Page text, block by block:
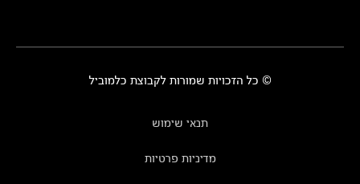
© כל הזכויות שמורות לקבוצת כלמוביל
תנאי שימוש
מדיניות פרטיות